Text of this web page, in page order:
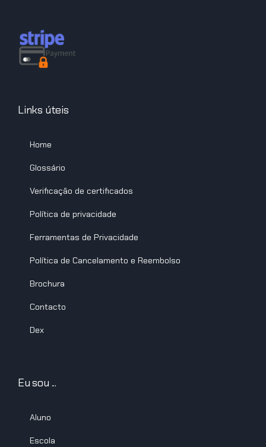
Links úteis
Home
Glossário
Verificação de certificados
Política de privacidade
Ferramentas de Privacidade
Política de Cancelamento e Reembolso
Brochura
Contacto
Dex
Eu sou ...
Aluno
Escola